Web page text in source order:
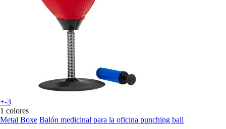
+-3
1 colores
Metal Boxe Balón medicinal para la oficina punching ball